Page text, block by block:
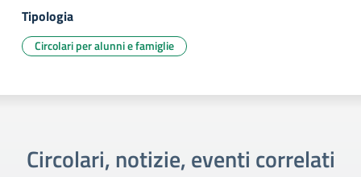
Tipologia
Circolari per alunni e famiglie
Circolari, notizie, eventi correlati